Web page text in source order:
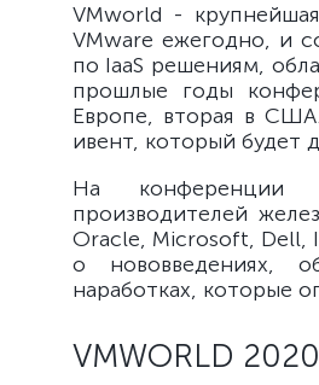
VMworld -
VMware ежегодно, и
по IaaS решениям,
прошлые годы
Европе, вторая в
ивент, который будет
На конференции
производителей
Oracle, Microsoft, Dell,
о нововведениях,
наработках, которые
VMWORLD